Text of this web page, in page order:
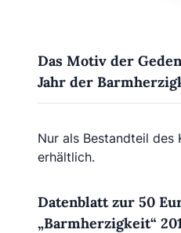
Das Motiv der
Jahr der
Nur als Bestandteil des
erhältlich.
Datenblatt zur 50
„Barmherzigkeit“